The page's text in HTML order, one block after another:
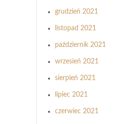
grudzień 2021
listopad 2021
październik 2021
wrzesień 2021
sierpień 2021
lipiec 2021
czerwiec 2021